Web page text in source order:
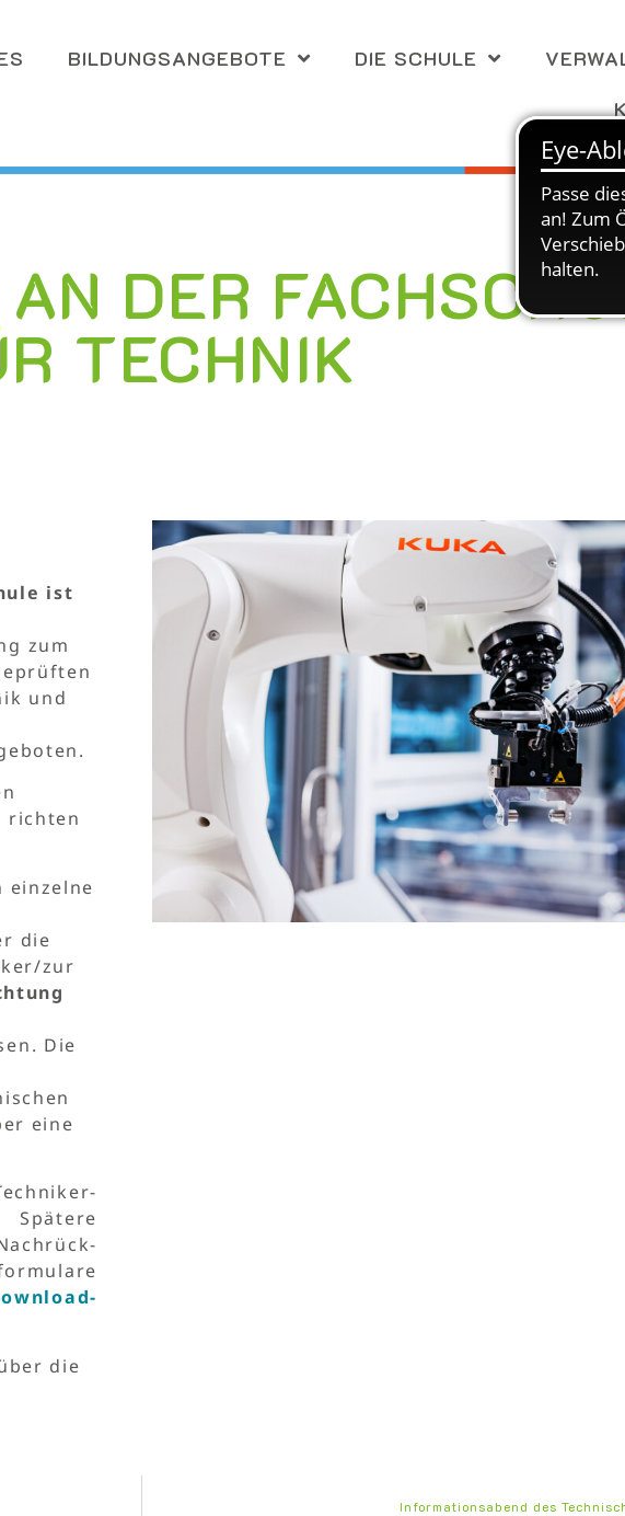
BILDUNGS­ANGEBOTE DIE SCHULE
DER
TECHNIK
ist
zum
und
richten
einzelne
die
zur
Die
eine
die
Informationsabend des